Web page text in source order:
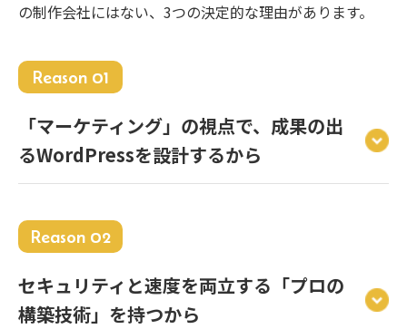
の制作会社にはない、3つの決定的な理由があります。
Reason 01
「マーケティング」の視点で、成果の出
るWordPressを設計するから
Reason 02
セキュリティと速度を両立する「プロの
構築技術」を持つから